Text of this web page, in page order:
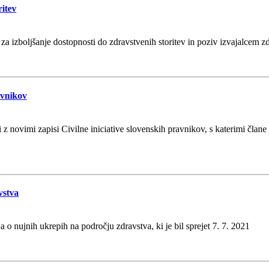
izboljšanje dostopnosti do zdravstvenih storitev in poziv izvajalcem
novimi zapisi Civilne iniciative slovenskih pravnikov, s katerimi
nujnih ukrepih na področju zdravstva, ki je bil sprejet 7. 7. 2021